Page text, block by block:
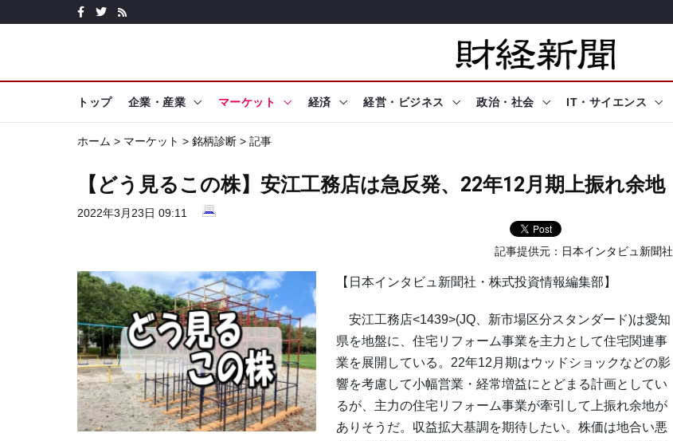
トップ 企業・産業 マーケット 経済 経営・ビジネス 政治・社会 IT・サイエンス
ホーム > マーケット > 銘柄診断 > 記事
【どう見るこの株】安江工務店は急反発、22年12月期上振れ余地
2022年3月23日 09:11
記事提供元： 日本インタビュ新聞社
【日本インタビュ新聞社・株式投資情報編集部】
安江工務店<1439>(JQ、新市場区分スタンダード)は愛知
県を地盤に、住宅リフォーム事業を主力として住宅関連事
業を展開している。22年12月期はウッドショックなどの影
響を考慮して小幅営業・経常増益にとどまる計画としてい
るが、主力の住宅リフォーム事業が牽引して上振れ余地が
ありそうだ。収益拡大基調を期待したい。株価は地合い悪